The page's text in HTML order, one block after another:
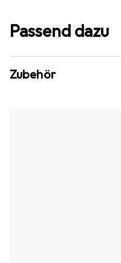
Passend dazu
Zubehör